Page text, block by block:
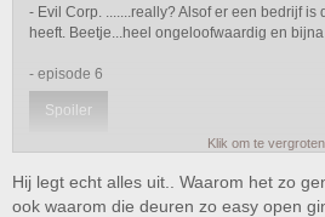
- Evil Corp. .......really? Alsof er een bedrijf is
heeft. Beetje...heel ongeloofwaardig en bijna
- episode 6
Spoiler
Klik om te
Hij legt echt alles uit.. Waarom het zo
ook waarom die deuren zo easy open